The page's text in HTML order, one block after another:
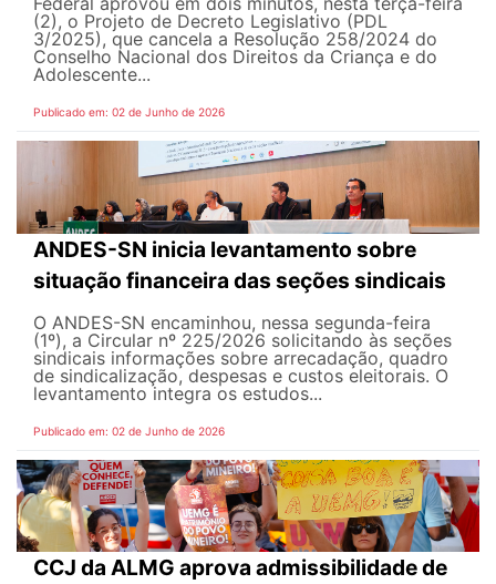
(2), o Projeto de Decreto Legislativo (PDL
3/2025), que cancela a Resolução 258/2024 do
Conselho Nacional dos Direitos da Criança e do
Adolescente...
Publicado em: 02 de Junho de 2026
ANDES-SN inicia levantamento sobre
situação financeira das seções sindicais
O ANDES-SN encaminhou, nessa segunda-feira
(1º), a Circular nº 225/2026 solicitando às seções
sindicais informações sobre arrecadação, quadro
de sindicalização, despesas e custos eleitorais. O
levantamento integra os estudos...
Publicado em: 02 de Junho de 2026
CCJ da ALMG aprova admissibilidade de